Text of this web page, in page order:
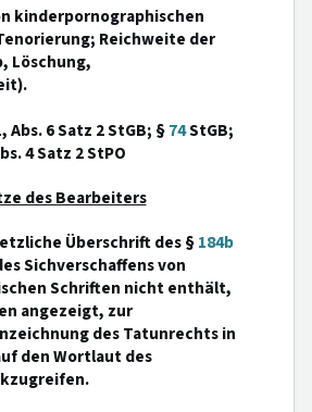
kinderpornographischen
Reichweite der
Löschung,
Abs. 6 Satz 2 StGB; §74StGB;
4 Satz 2 StPO
des Bearbeiters
Überschrift des §184b
Sichverschaffens von
Schriften nicht enthält,
angezeigt, zur
des Tatunrechts in
den Wortlaut des